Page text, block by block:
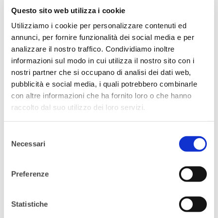
Questo sito web utilizza i cookie
Utilizziamo i cookie per personalizzare contenuti ed
annunci, per fornire funzionalità dei social media e per
analizzare il nostro traffico. Condividiamo inoltre
informazioni sul modo in cui utilizza il nostro sito con i
nostri partner che si occupano di analisi dei dati web,
pubblicità e social media, i quali potrebbero combinarle
con altre informazioni che ha fornito loro o che hanno
raccolto dal suo utilizzo dei loro servizi.
delNecessari
Preferenze
Statistiche
Se in questa descrizione ti ritrovi e vivi a Milano
oppure a Roma non tardare a iscriverti a YWN.
CHI PUO’ ISCRIVERSI ALL’EVENTO?
L’evento è riservato alle socie di Young Women
Network.
Tuttavia YWN dà la possibilità di partecipare a
UN SOLO evento di prova a chi desidera
associarsi, previa registrazione nell’apposita
Essendo i posti limitati si prega di prenotare solo